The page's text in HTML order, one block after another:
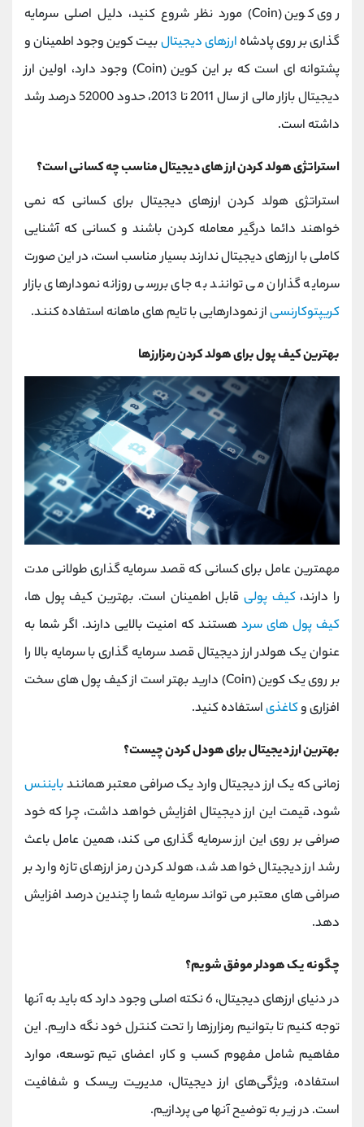
روی کوین(Coin) مورد نظر شروع کنید، دلیل اصلی سرمایه
گذاری بر روی پادشاهارزهای دیجیتالبیت کوین وجود اطمینان و
پشتوانه ای است که بر این کوین(Coin) وجود دارد، اولین ارز
دیجیتال بازار مالی از سال 2011 تا 2013، حدود 52000 درصد رشد
داشته است.
استراتژی هولد کردن ارز های دیجیتال مناسب چه کسانی است؟
استراتژی هولد کردن ارزهای دیجیتال برای کسانی که نمی
خواهند دائما درگیر معامله کردن باشند و کسانی که آشنایی
کاملی با ارزهای دیجیتال ندارند بسیار مناسب است، در این صورت
سرمایه گذاران می توانند به جای بررسی روزانه نمودارهای بازار
کریپتوکارنسیاز نمودارهایی با تایم های ماهانه استفاده کنند.
بهترین کیف پول برای هولد کردن رمزارزها
مهمترین عامل برای کسانی که قصد سرمایه گذاری طولانی مدت
را دارند،کیف پولی قابل اطمینان است. بهترین کیف پول ها،
کیف پول های سرد هستند که امنیت بالایی دارند. اگر شما به
عنوان یک هولدر ارز دیجیتال قصد سرمایه گذاری با سرمایه بالا را
بر روی یک کوین(Coin) دارید بهتر است از کیف پول های سخت
افزاری وکاغذیاستفاده کنید.
بهترین ارز دیجیتال برای هودل کردن چیست؟
زمانی که یک ارز دیجیتال وارد یک صرافی معتبر همانندبایننس
شود، قیمت این ارز دیجیتال افزایش خواهد داشت، چرا که خود
صرافی بر روی این ارز سرمایه گذاری می کند، همین عامل باعث
رشد ارز دیجیتال خواهد شد، هولد کردن رمز ارزهای تازه وارد بر
صرافی های معتبر می تواند سرمایه شما را چندین درصد افزایش
دهد.
چگونه یک هودلر موفق شویم؟
در دنیای ارزهای دیجیتال، 6 نکته اصلی وجود دارد که باید به آنها
توجه کنیم تا بتوانیم رمزارزها را تحت کنترل خود نگه داریم. این
مفاهیم شامل مفهوم کسب و کار، اعضای تیم توسعه، موارد
استفاده، ویژگی‌های ارز دیجیتال، مدیریت ریسک و شفافیت
است. در زیر به توضیح آنها می پردازیم.